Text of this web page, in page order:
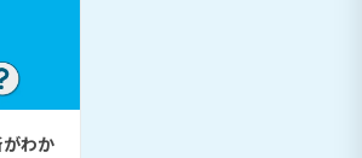
わか